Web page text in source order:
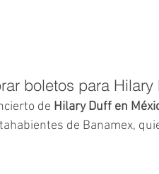
boletos para Hilary
de Hilary Duff en
de Banamex,